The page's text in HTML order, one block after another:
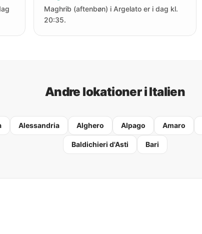
Maghrib (aftenbøn) i Argelato er i dag kl.
20:35.
Andre lokationer i Italien
Alessandria Alghero Alpago Amaro
Baldichieri d'Asti Bari